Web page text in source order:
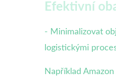
Efektivní
- Minimalizovat
logistickými
Například